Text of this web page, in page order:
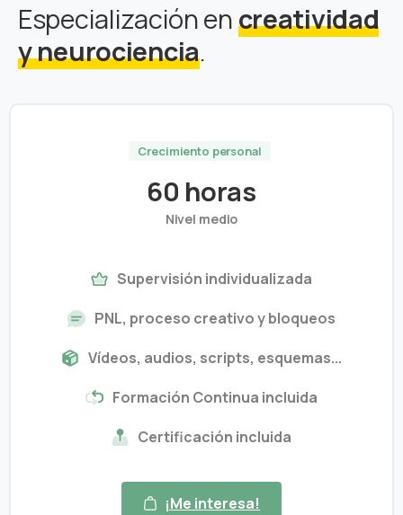
Especialización encreatividad
y neurociencia.
Crecimiento personal
60 horas
Nivel medio
Supervisión individualizada
PNL, proceso creativo y bloqueos
Vídeos, audios, scripts, esquemas...
Formación Continua incluida
Certificación incluida
¡Me interesa!